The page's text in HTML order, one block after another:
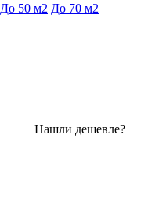
До 50 м2 До 70 м2
Нашли дешевле?